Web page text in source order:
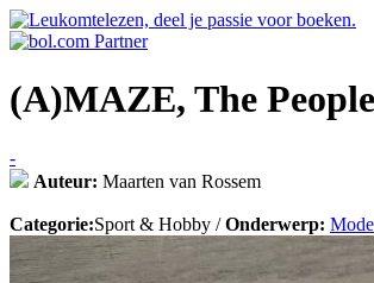
(A)MAZE, The
-
Auteur: Maarten van Rossem
Categorie:Sport & Hobby /Onderwerp: Mode